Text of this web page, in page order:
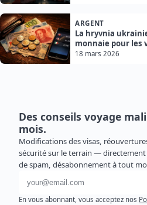
ARGENT
La hryvnia
monnaie pour les
18 mars 2026
Des conseils voyage
mois.
Modifications des visas,
sécurité sur le terrain —
de spam, désabonnement à tout
Adresse e-mail
En vous abonnant, vous acceptez nos